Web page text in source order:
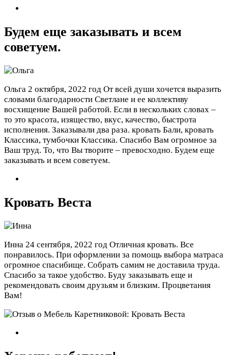
Будем еще заказывать и всем
советуем.
Ольга 2 октября, 2022 год От всей души хочется выразить
словами благодарности Светлане и ее коллективу
восхищение Вашей работой. Если в нескольких словах –
то это красота, изящество, вкус, качество, быстрота
исполнения. Заказывали два раза. кровать Бали, кровать
Классика, тумбочки Классика. Спасибо Вам огромное за
Ваш труд. То, что Вы творите – превосходно. Будем еще
заказывать и всем советуем.
Кровать Веста
Инна 24 сентября, 2022 год Отличная кровать. Все
понравилось. При оформлении за помощь выбора матраса
огромное спасибище. Собрать самим не доставила труда.
Спасибо за такое удобство. Буду заказывать еще и
рекомендовать своим друзьям и близким. Процветания
Вам!